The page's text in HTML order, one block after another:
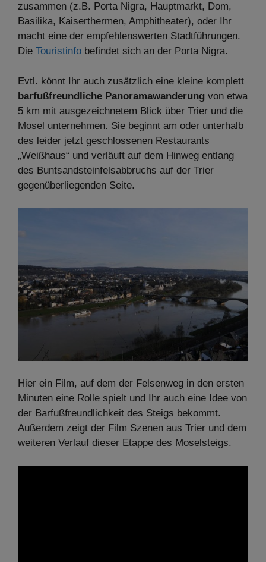
zusammen (z.B. Porta Nigra, Hauptmarkt, Dom,
Basilika, Kaiserthermen, Amphitheater), oder Ihr
macht eine der empfehlenswerten Stadtführungen.
Die Touristinfo befindet sich an der Porta Nigra.
Evtl. könnt Ihr auch zusätzlich eine kleine komplett
barfußfreundliche Panoramawanderung von etwa
5 km mit ausgezeichnetem Blick über Trier und die
Mosel unternehmen. Sie beginnt am oder unterhalb
des leider jetzt geschlossenen Restaurants
„Weißhaus“ und verläuft auf dem Hinweg entlang
des Buntsandsteinfelsabbruchs auf der Trier
gegenüberliegenden Seite.
Hier ein Film, auf dem der Felsenweg in den ersten
Minuten eine Rolle spielt und Ihr auch eine Idee von
der Barfußfreundlichkeit des Steigs bekommt.
Außerdem zeigt der Film Szenen aus Trier und dem
weiteren Verlauf dieser Etappe des Moselsteigs.